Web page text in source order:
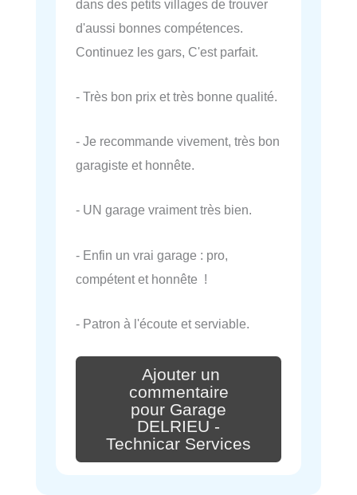
dans des petits villages de trouver
d'aussi bonnes compétences.
Continuez les gars, C'est parfait.
- Très bon prix et très bonne qualité.
- Je recommande vivement, très bon
garagiste et honnête.
- UN garage vraiment très bien.
- Enfin un vrai garage : pro,
compétent et honnête !
- Patron à l'écoute et serviable.
Ajouter un
commentaire
pour Garage
DELRIEU -
Technicar Services